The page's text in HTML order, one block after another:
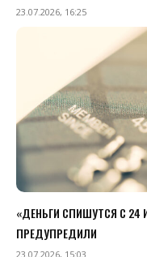
23.07.2026, 16:25
«ДЕНЬГИ СПИШУТСЯ С 24
ПРЕДУПРЕДИЛИ
23.07.2026, 15:03